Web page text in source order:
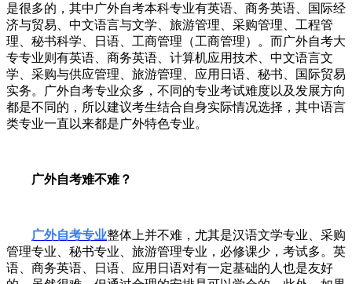
是很多的，其中广外自考本科专业有英语、商务英语、国际经
济与贸易、中文语言与文学、旅游管理、采购管理、工程管
理、秘书科学、日语、工商管理（工商管理）。而广外自考大
专专业则有英语、商务英语、计算机应用技术、中文语言文
学、采购与供应管理、旅游管理、应用日语、秘书、国际贸易
实务。广外自考专业众多，不同的专业考试难度以及发展方向
都是不同的，所以建议考生结合自身实际情况选择，其中语言
类专业一直以来都是广外特色专业。
广外自考难不难？
广外自考专业整体上并不难，尤其是汉语文学专业、采购
管理专业、秘书专业、旅游管理专业，必修课少，考试多。英
语、商务英语、日语、应用日语对有一定基础的人也是友好